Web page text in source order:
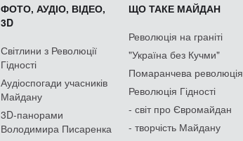
ФОТО, АУДІО, ВІДЕО,
3D
Світлини з Революції
Гідності
Аудіоспогади учасників
Майдану
3D-панорами
Володимира Писаренка
ЩО ТАКЕ МАЙДАН
Революція на граніті
"Україна без Кучми"
Помаранчева революція
Революція Гідності
- світ про Євромайдан
- творчість Майдану